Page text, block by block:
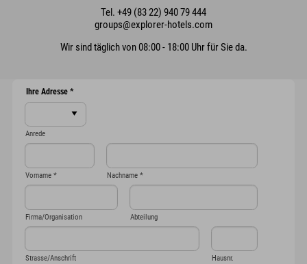
Tel. +49 (83 22) 940 79 444
groups@explorer-hotels.com
Wir sind täglich von 08:00 - 18:00 Uhr für Sie da.
Ihre Adresse *
Anrede
Vorname * Nachname *
Firma/Organisation Abteilung
Strasse/Anschrift Hausnr.